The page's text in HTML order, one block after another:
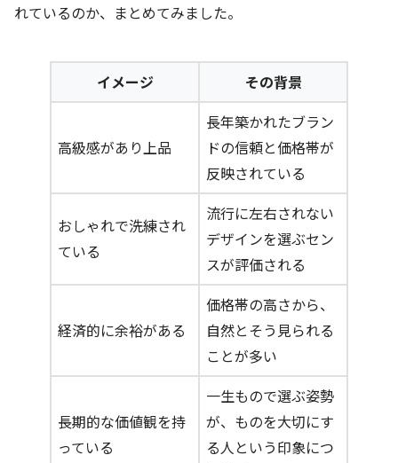
れているのか、まとめてみました。
イメージ その背景
高級感があり上品
長年築かれたブラン
ドの信頼と価格帯が
反映されている
おしゃれで洗練され
ている
流行に左右されない
デザインを選ぶセン
スが評価される
経済的に余裕がある
価格帯の高さから、
自然とそう見られる
ことが多い
長期的な価値観を持
っている
一生もので選ぶ姿勢
が、ものを大切にす
る人という印象につ